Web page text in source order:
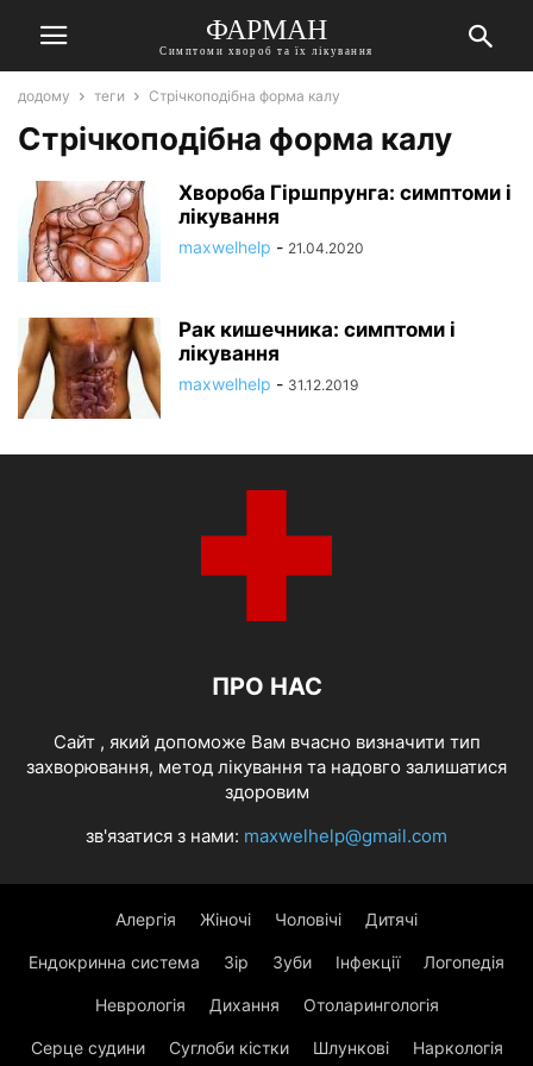
ФАРМАН
Симптоми хвороб та їх лікування
додому теги Стрічкоподібна форма калу
Стрічкоподібна форма калу
Хвороба Гіршпрунга: симптоми і
лікування
maxwelhelp - 21.04.2020
Рак кишечника: симптоми і
лікування
maxwelhelp - 31.12.2019
ПРО НАС
Cайт , який допоможе Вам вчасно визначити тип
захворювання, метод лікування та надовго залишатися
здоровим
зв'язатися з нами: maxwelhelp@gmail.com
Алергія Жіночі Чоловічі Дитячі
Ендокринна система Зір Зуби Інфекції Логопедія
Неврологія Дихання Отоларингологія
Серце судини Суглоби кістки Шлункові Наркологія